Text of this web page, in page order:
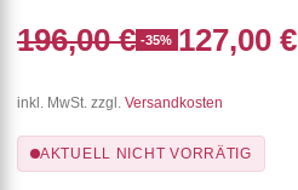
196,00 € -35% 127,00 €
inkl. MwSt. zzgl. Versandkosten
AKTUELL NICHT VORRÄTIG